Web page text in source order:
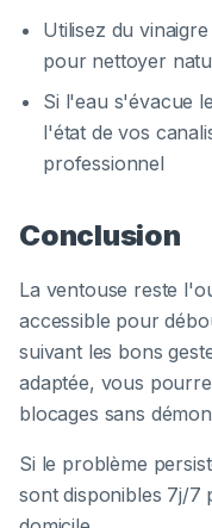
Utilisez du
pour nettoyer
Si l'eau s'évacue
l'état de vos
professionnel
Conclusion
La ventouse reste
accessible pour
suivant les bons
adaptée, vous
blocages sans
Si le problème
sont disponibles 7j/7